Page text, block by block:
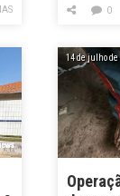
0
14 de julho de